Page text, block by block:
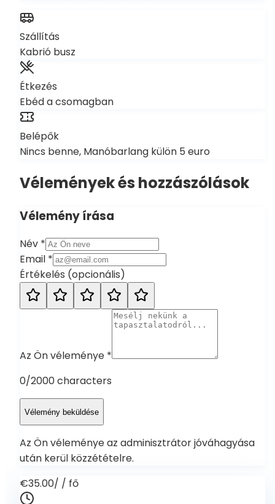
Szállítás
Kabrió busz
Étkezés
Ebéd a csomagban
Belépők
Nincs benne, Manóbarlang külön 5 euro
Vélemények és hozzászólások
Vélemény írása
Név *
Email *
Értékelés (opcionális)
Az Ön véleménye *
0/2000 characters
Vélemény beküldése
Az Ön véleménye az adminisztrátor jóváhagyása
után kerül közzétételre.
€35.00/ / fő